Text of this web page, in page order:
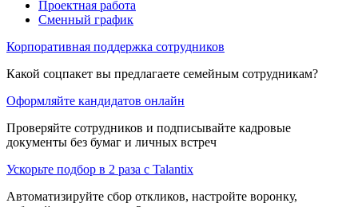
Проектная работа
Сменный график
Корпоративная поддержка сотрудников
Какой соцпакет вы предлагаете семейным сотрудникам?
Оформляйте кандидатов онлайн
Проверяйте сотрудников и подписывайте кадровые
документы без бумаг и личных встреч
Ускорьте подбор в 2 раза с Talantix
Автоматизируйте сбор откликов, настройте воронку,